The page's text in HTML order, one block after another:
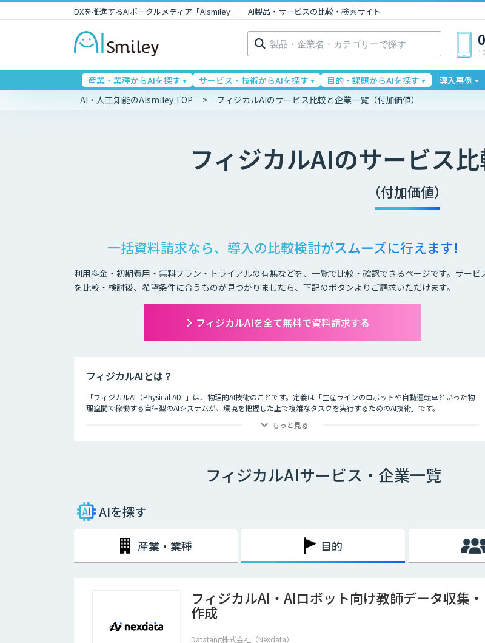
DXを推進するAIポータルメディア「AIsmiley」｜ AI製品・サービスの比較・検索サイト
検
索:
産業・業種からAIを探す サービス・技術からAIを探す 目的・課題からAIを探す 導入事例
AI・人工知能のAIsmiley TOP フィジカルAIのサービス比較と企業一覧（付加価値）
フィジカルAIのサービス
（付加価値）
一括資料請求なら、導入の比較検討がスムーズに行えます!
利用料金・初期費用・無料プラン・トライアルの有無などを、一覧で比較・確認できるページです。サービ
を比較・検討後、希望条件に合うものが見つかりましたら、下記のボタンよりご請求いただけます。
フィジカルAIを全て無料で資料請求する
フィジカルAIとは？
「フィジカルAI（Physical AI）」は、物理的AI技術のことです。定義は「生産ラインのロボットや自動運転車といった物
理空間で稼働する自律型のAIシステムが、環境を把握した上で複雑なタスクを実行するためのAI技術」です。
もっと見る
フィジカルAIサービス・企業一覧
AIを探す
産業・業種 目的
フィジカルAI・AIロボット向け教師データ収集・
作成
Datatang株式会社（Nexdata）